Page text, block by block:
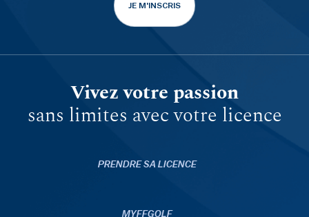
JE M'INSCRIS
Vivez votre passion
sans limites avec votre licence
PRENDRE SA LICENCE
MYFFGOLF